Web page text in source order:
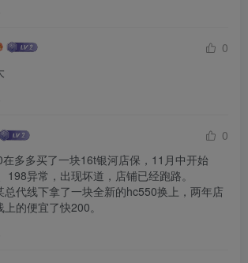
0
0
多多买了一块16t银河店保，11月中开始
198异常，出现坏道，店铺已经跑路。
总代线下拿了一块全新的hc550换上，两年店
的便宜了快200。